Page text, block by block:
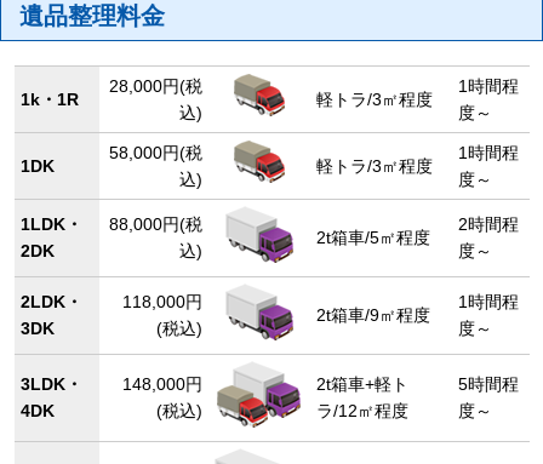
遺品整理料金
1k・1R
28,000円(税
込)
軽トラ/3㎡程度
1時間程
度～
1DK
58,000円(税
込)
軽トラ/3㎡程度
1時間程
度～
1LDK・
2DK
88,000円(税
込)
2t箱車/5㎡程度
2時間程
度～
2LDK・
3DK
118,000円
(税込)
2t箱車/9㎡程度
1時間程
度～
3LDK・
4DK
148,000円
(税込)
2t箱車+軽ト
ラ/12㎡程度
5時間程
度～